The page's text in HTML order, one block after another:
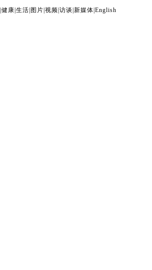
健康 生活 图片 视频 访谈 新媒体 English